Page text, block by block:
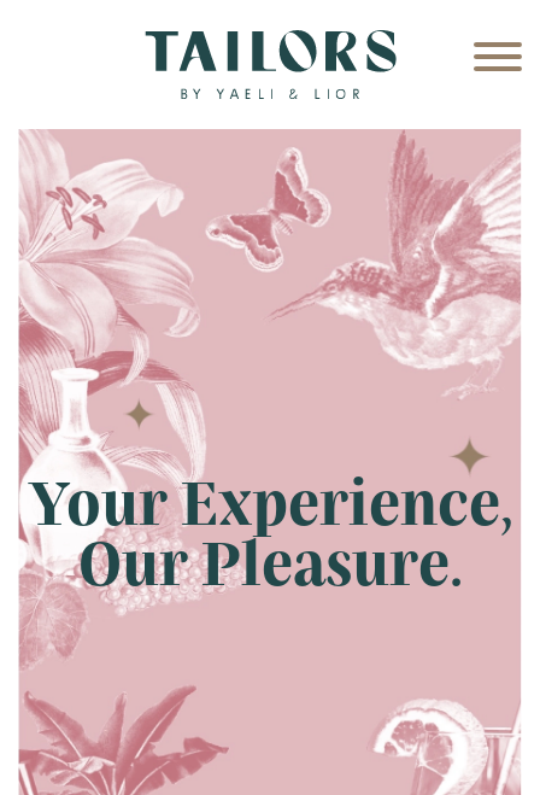
Your Experience,
Our Pleasure.